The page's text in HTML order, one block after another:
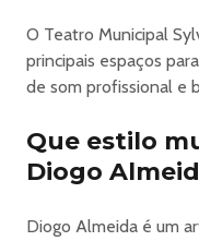
https://
O Teatro Municipal
principais espaços
de som profissional e
Que estilo
Diogo
Diogo Almeida é um